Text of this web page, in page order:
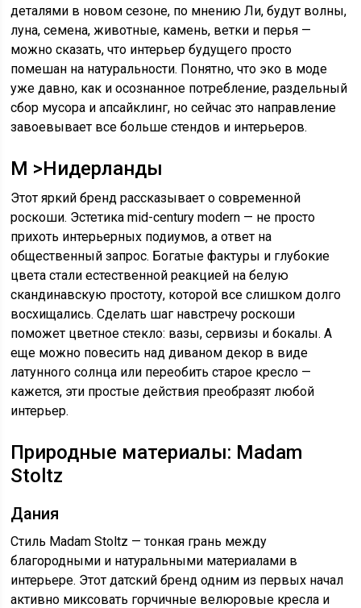
деталями в новом сезоне, по мнению Ли, будут волны,
луна, семена, животные, камень, ветки и перья —
можно сказать, что интерьер будущего просто
помешан на натуральности. Понятно, что эко в моде
уже давно, как и осознанное потребление, раздельный
сбор мусора и апсайклинг, но сейчас это направление
завоевывает все больше стендов и интерьеров.
M >Нидерланды
Этот яркий бренд рассказывает о современной
роскоши. Эстетика mid-century modern — не просто
прихоть интерьерных подиумов, а ответ на
общественный запрос. Богатые фактуры и глубокие
цвета стали естественной реакцией на белую
скандинавскую простоту, которой все слишком долго
восхищались. Сделать шаг навстречу роскоши
поможет цветное стекло: вазы, сервизы и бокалы. А
еще можно повесить над диваном декор в виде
латунного солнца или переобить старое кресло —
кажется, эти простые действия преобразят любой
интерьер.
Природные материалы: Madam
Stoltz
Дания
Стиль Madam Stoltz — тонкая грань между
благородными и натуральными материалами в
интерьере. Этот датский бренд одним из первых начал
активно миксовать горчичные велюровые кресла и